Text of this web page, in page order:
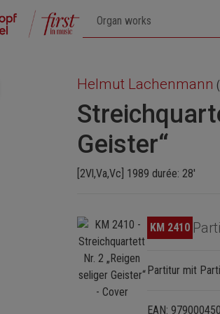
Helmut Lachenmann
Geister“
[2Vl,Va,Vc] 1989 durée: 28'
Ignorer la galerie d'images
KM 2410
Partitur mit
EAN: